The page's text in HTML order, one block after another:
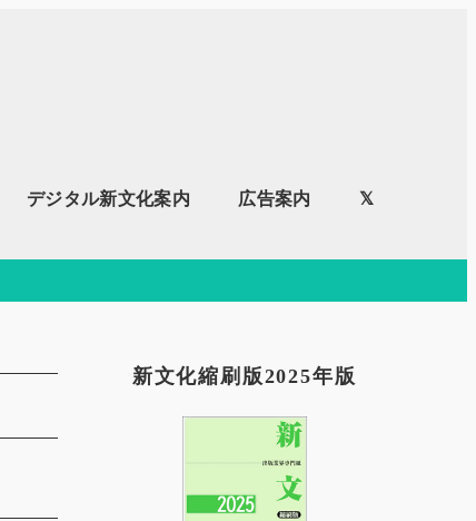
デジタル新文化案内 広告案内 𝕏
新文化縮刷版2025年版